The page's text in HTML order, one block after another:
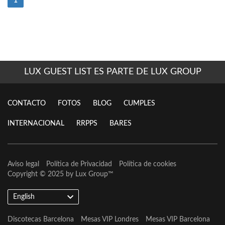
LUX GUEST LIST ES PARTE DE LUX GROUP
CONTACTO FOTOS BLOG CUMPLES
INTERNACIONAL RRPPS BARES
Aviso legal Política de Privacidad
Política de cookies
Copyright © 2025 by Lux Group™
English
Discotecas Barcelona Mesas VIP Londres Mesas VIP Barcelona